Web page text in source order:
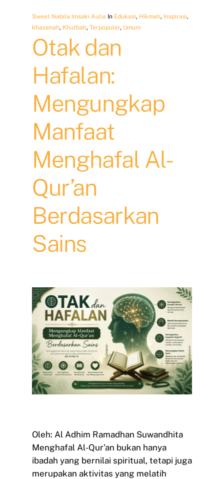
Sweet Nabila Imsaki Aulia In Edukasi, Hikmah, Inspirasi,
khasanah, Khutbah, Terpopuler, Umum
Otak dan
Hafalan:
Mengungkap
Manfaat
Menghafal Al-
Qur’an
Berdasarkan
Sains
Oleh: Al Adhim Ramadhan Suwandhita
Menghafal Al-Qur’an bukan hanya
ibadah yang bernilai spiritual, tetapi juga
merupakan aktivitas yang melatih